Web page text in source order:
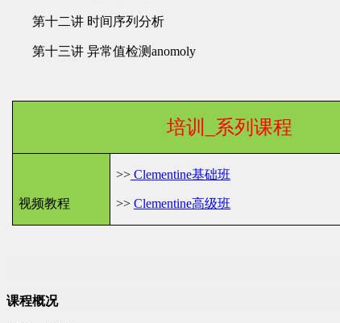
第十二讲 时间序列分析
第十三讲 异常值检测anomoly
培训_系列课程
视频教程
>> Clementine基础班
>> Clementine高级班
课程概况